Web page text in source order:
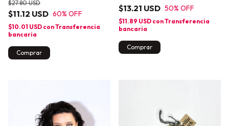
$11.12 USD
$27.80 USD
60% OFF
$10.01 USD conTransferencia
bancaria
Comprar
$13.21 USD 50% OFF
$11.89 USD conTransferencia
bancaria
Comprar